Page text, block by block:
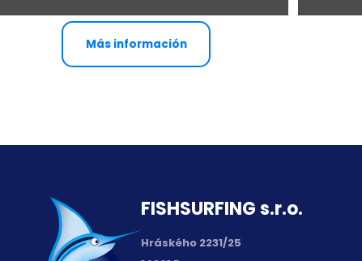
Más información
FISH­SURFING s.r.o.
Hráského 2231/25